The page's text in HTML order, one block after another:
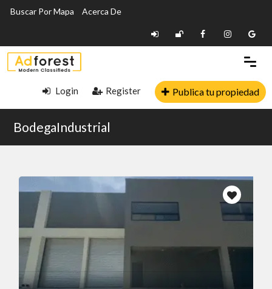
Buscar Por Mapa Acerca De
Login Register Publica tu propiedad
BodegaIndustrial